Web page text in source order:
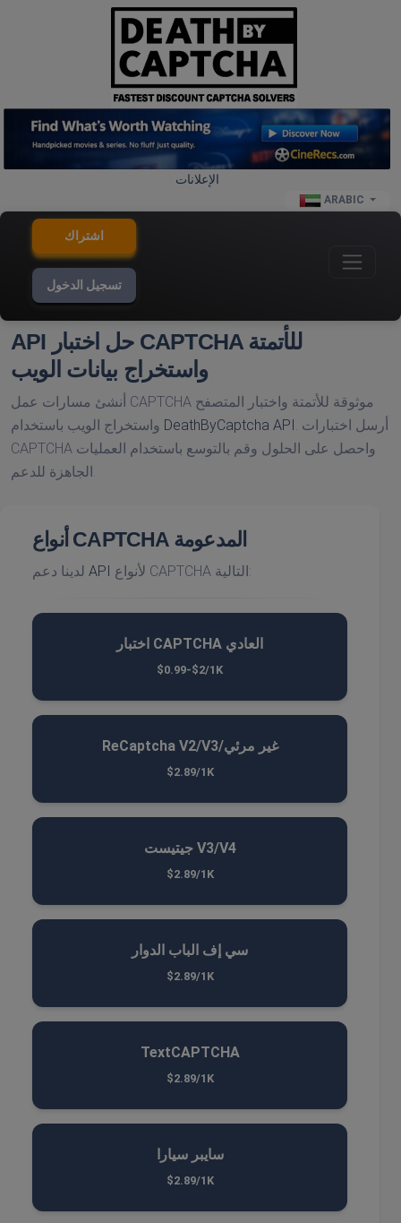
الإعلانات
ARABIC
اشتراك
تسجيل الدخول
API حل اختبار CAPTCHA للأتمتة
واستخراج بيانات الويب
أنشئ مسارات عمل CAPTCHA موثوقة للأتمتة واختبار المتصفح
DeathByCaptcha API
CAPTCHA واحصل على الحلول وقم بالتوسع باستخدام العمليات
أنواع CAPTCHA المدعومة
API لأنواع CAPTCHA التالية:
اختبار CAPTCHA العادي
$0.99-$2/1K
ReCaptcha V2/V3/غير مرئي
$2.89/1K
جيتيست V3/V4
$2.89/1K
سي إف الباب الدوار
$2.89/1K
TextCAPTCHA
$2.89/1K
سايبر سيارا
$2.89/1K